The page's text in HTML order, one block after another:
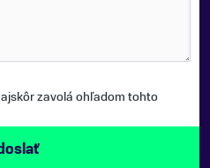
zavolá ohľadom tohto